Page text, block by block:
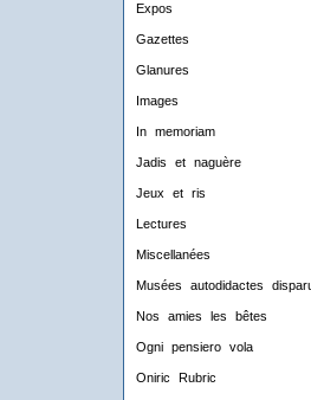
Expos
Gazettes
Glanures
Images
In memoriam
Jadis et naguère
Jeux et ris
Lectures
Miscellanées
Musées autodidactes
Nos amies les bêtes
Ogni pensiero vola
Oniric Rubric